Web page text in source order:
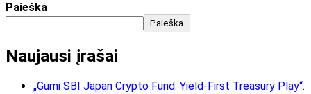
Paieška
Paieška
Naujausi įrašai
„Gumi SBI Japan Crypto Fund: Yield-First Treasury Play“.